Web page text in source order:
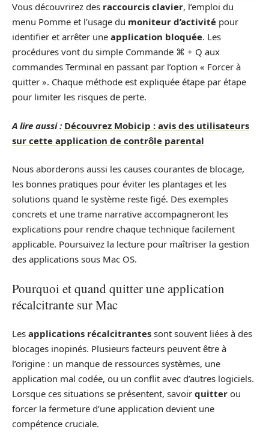
Vous découvrirez des raccourcis clavier, l’emploi du
menu Pomme et l’usage du moniteur d’activité pour
identifier et arrêter une application bloquée. Les
procédures vont du simple Commande ⌘ + Q aux
commandes Terminal en passant par l’option « Forcer à
quitter ». Chaque méthode est expliquée étape par étape
pour limiter les risques de perte.
A lire aussi : Découvrez Mobicip : avis des utilisateurs
sur cette application de contrôle parental
Nous aborderons aussi les causes courantes de blocage,
les bonnes pratiques pour éviter les plantages et les
solutions quand le système reste figé. Des exemples
concrets et une trame narrative accompagneront les
explications pour rendre chaque technique facilement
applicable. Poursuivez la lecture pour maîtriser la gestion
des applications sous Mac OS.
Pourquoi et quand quitter une application
récalcitrante sur Mac
Les applications récalcitrantes sont souvent liées à des
blocages inopinés. Plusieurs facteurs peuvent être à
l’origine : un manque de ressources systèmes, une
application mal codée, ou un conflit avec d’autres logiciels.
Lorsque ces situations se présentent, savoir quitter ou
forcer la fermeture d’une application devient une
compétence cruciale.